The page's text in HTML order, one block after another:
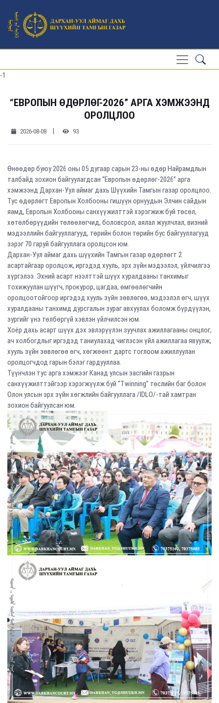
-1
“ЕВРОПЫН ӨДӨРЛӨГ-2026” АРГА ХЭМЖЭЭНД
ОРОЛЦЛОО
2026-08-08 | 93
Өнөөдөр буюу 2026 оны 05 дугаар сарын 23-ны өдөр Найрамдлын
талбайд зохион байгуулагдсан “Европын өдөрлөг-2026” арга
хэмжээнд Дархан-Уул аймаг дахь Шүүхийн Тамгын газар оролцлоо.
Тус өдөрлөгт Европын Холбооны гишүүн орнуудын Элчин сайдын
яамд, Европын Холбооны санхүүжилттэй хэрэгжиж буй төсөл,
хөтөлбөрүүдийн төлөөлөгчид, боловсрол, аялал жуулчлал, визний
мэдээллийн байгууллагууд, төрийн болон төрийн бус байгууллагууд
зэрэг 70 гаруй байгууллага оролцсон юм.
Дархан-Уул аймаг дахь шүүхийн Тамгын газар өдөрлөгт 2
асартайгаар оролцож, иргэдэд хууль, эрх зүйн мэдээлэл, үйлчилгээ
хүргэлээ. Эхний асарт нээлттэй шүүх хуралдааны танхимыг
тохижуулан шүүгч, прокурор, цагдаа, өмгөөлөгчийн
оролцоотойгоор иргэдэд хууль зүйн зөвлөгөө, мэдээлэл өгч, шүүх
хуралдааны танхимд дурсгалын зураг авхуулах боломж бүрдүүлэн,
зургийг үнэ төлбөргүй хэвлэн үйлчилсэн юм.
Хоёр дахь асарт шүүх дэх эвлэрүүлэн зуучлах ажиллагааны онцлог,
ач холбогдлыг иргэдэд таниулахад чиглэсэн үйл ажиллагаа явуулж,
хууль зүйн зөвлөгөө өгч, хөгжөөнт дартс тоглоом ажиллуулан
оролцогчдод гарын бэлэг гардууллаа.
Түүнчлэн тус арга хэмжээг Канад улсын засгийн газрын
санхүүжилттэйгээр хэрэгжүүлж буй “Twinning” төслийн баг болон
Олон улсын эрх зүйн хөгжлийн байгууллага /IDLO/-тай хамтран
зохион байгуулсан юм.